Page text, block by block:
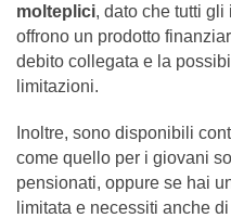
molteplici, dato che tutti
offrono un prodotto
debito collegata e la
limitazioni.
Inoltre, sono disponibili
come quello per i giovani
pensionati, oppure se hai
limitata e necessiti anche